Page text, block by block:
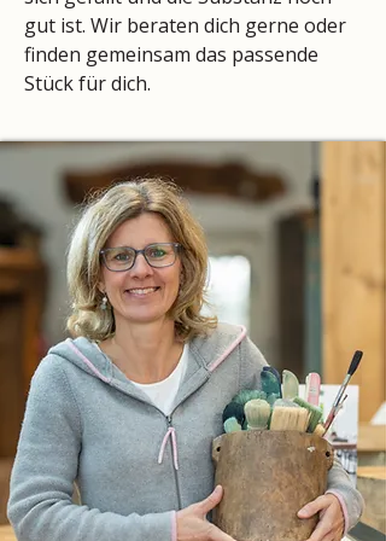
gut ist. Wir beraten dich gerne oder
finden gemeinsam das passende
Stück für dich.